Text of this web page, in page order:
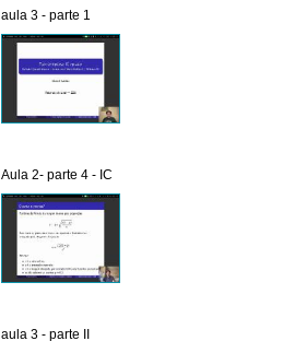
aula 3 - parte 1
Aula 2- parte 4 - IC
aula 3 - parte II